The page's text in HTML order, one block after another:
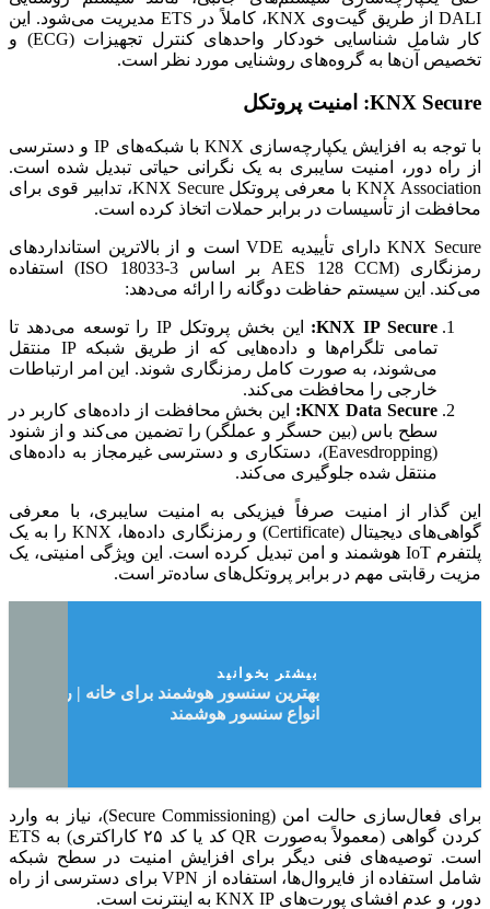
DALI از طریق گیت‌وی KNX، کاملاً در ETS مدیریت می‌شود. این
کار شامل شناسایی خودکار واحدهای کنترل تجهیزات (ECG) و
تخصیص آن‌ها به گروه‌های روشنایی مورد نظر است.
KNX Secure: امنیت پروتکل
با توجه به افزایش یکپارچه‌سازی KNX با شبکه‌های IP و دسترسی
از راه دور، امنیت سایبری به یک نگرانی حیاتی تبدیل شده است.
KNX Association با معرفی پروتکل KNX Secure، تدابیر قوی برای
محافظت از تأسیسات در برابر حملات اتخاذ کرده است.
KNX Secure دارای تأییدیه VDE است و از بالاترین استانداردهای
رمزنگاری (AES 128 CCM بر اساس ISO 18033-3) استفاده
می‌کند. این سیستم حفاظت دوگانه را ارائه می‌دهد:
KNX IP Secure:
این بخش پروتکل IP را توسعه می‌دهد تا
تمامی تلگرام‌ها و داده‌هایی که از طریق شبکه IP منتقل
می‌شوند، به صورت کامل رمزنگاری شوند. این امر ارتباطات
خارجی را محافظت می‌کند.
KNX Data Secure:
این بخش محافظت از داده‌های کاربر در
سطح باس (بین حسگر و عملگر) را تضمین می‌کند و از شنود
(Eavesdropping)، دستکاری و دسترسی غیرمجاز به داده‌های
منتقل شده جلوگیری می‌کند.
این گذار از امنیت صرفاً فیزیکی به امنیت سایبری، با معرفی
گواهی‌های دیجیتال (Certificate) و رمزنگاری داده‌ها، KNX را به یک
پلتفرم IoT هوشمند و امن تبدیل کرده است. این ویژگی امنیتی، یک
مزیت رقابتی مهم در برابر پروتکل‌های ساده‌تر است.
بیشتر بخوانید
بهترین سنسور هوشمند برای خانه | راهنمای
انواع سنسور هوشمند
برای فعال‌سازی حالت امن (Secure Commissioning)، نیاز به وارد
کردن گواهی (معمولاً به‌صورت QR کد یا کد ۲۵ کاراکتری) به ETS
است. توصیه‌های فنی دیگر برای افزایش امنیت در سطح شبکه
شامل استفاده از فایروال‌ها، استفاده از VPN برای دسترسی از راه
دور، و عدم افشای پورت‌های KNX IP به اینترنت است.